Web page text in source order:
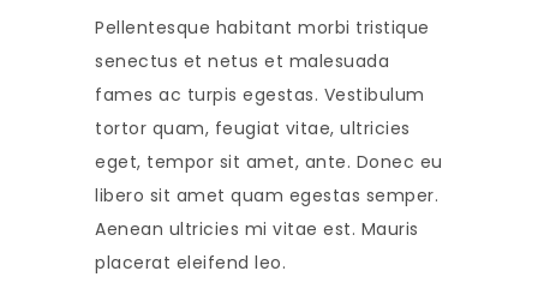
Pellentesque habitant morbi tristique
senectus et netus et malesuada
fames ac turpis egestas. Vestibulum
tortor quam, feugiat vitae, ultricies
eget, tempor sit amet, ante. Donec eu
libero sit amet quam egestas semper.
Aenean ultricies mi vitae est. Mauris
placerat eleifend leo.